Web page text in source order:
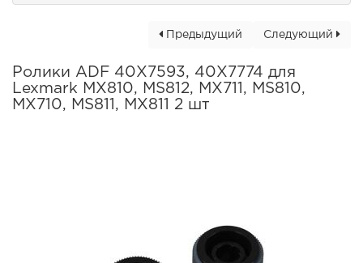
Следующий
Предыдущий
Ролики ADF 40X7593, 40X7774 для
Lexmark MX810, MS812, MX711, MS810,
MX710, MS811, MX811 2 шт